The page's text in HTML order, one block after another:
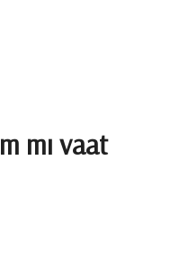
mı vaat